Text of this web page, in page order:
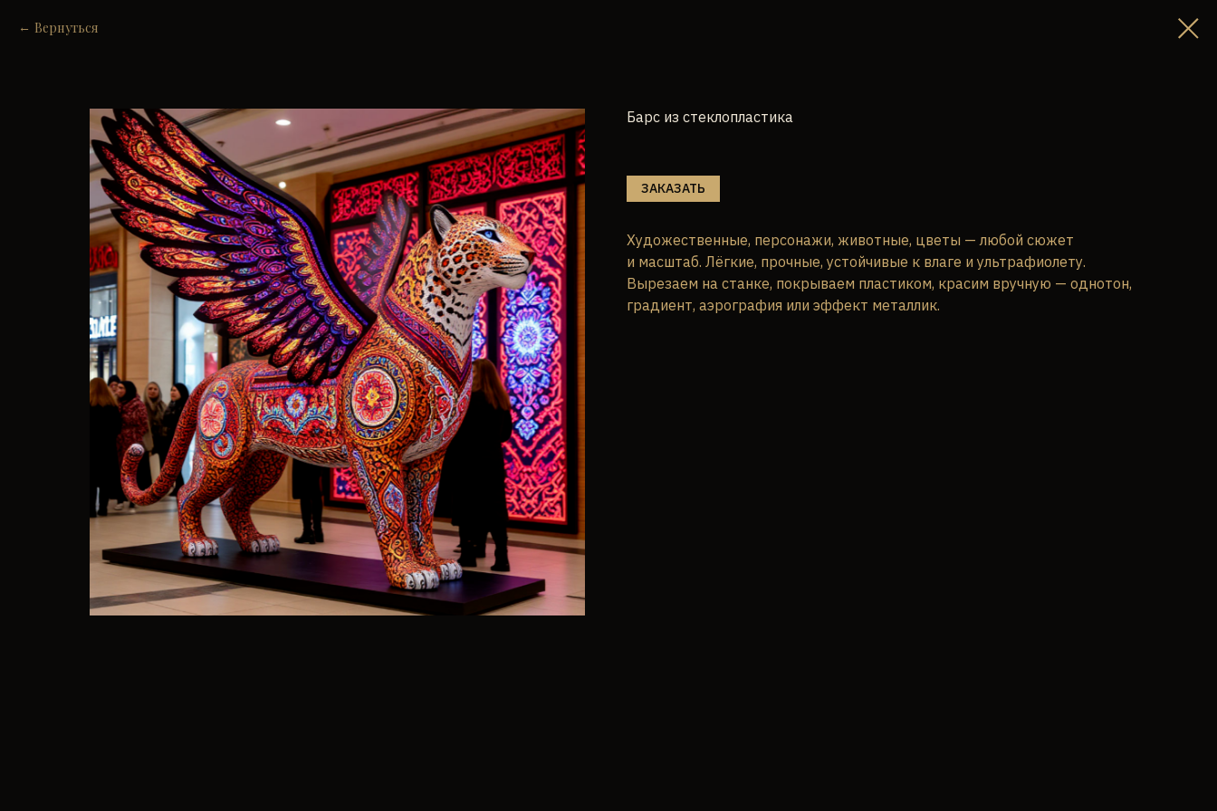
Вернуться
Барс из стеклопластика
ЗАКАЗАТЬ
Художественные, персонажи, животные, цветы — любой сюжет
и масштаб. Лёгкие, прочные, устойчивые к влаге и ультрафиолету.
Вырезаем на станке, покрываем пластиком, красим вручную — однотон,
градиент, аэрография или эффект металлик.